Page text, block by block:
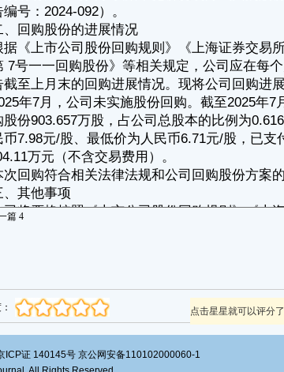
告编号：2025-075
制性股票第二个解除限售
存在任何虚假记载、误导
准确性和完整性依法承担法
认购方式为网下，上市股
。
司”）于2025年7月22日
关于公司2021年限制性股票
限售条件成就的议案》。根
性股票激励计划（草案修订
》”）的规定和公司2022年
限制性股票激励计划预留授
序
会第三十八次会议、第七
限制性股票激励计划（草
在内部公示了激励对象名
篇 4
点击星星就可以评分了
ICP证 140145号 京公网安备110102000060-1